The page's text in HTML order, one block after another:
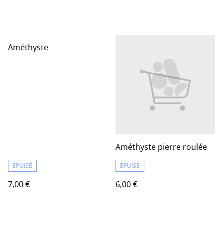
Améthyste
ÉPUISÉ
7,00 €
Améthyste pierre roulée
ÉPUISÉ
6,00 €